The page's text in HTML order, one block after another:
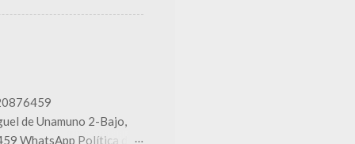
para estructurar
recopila recursos para
y trabajos
620876459
Unamuno 2-Bajo,
WhatsApp Política de